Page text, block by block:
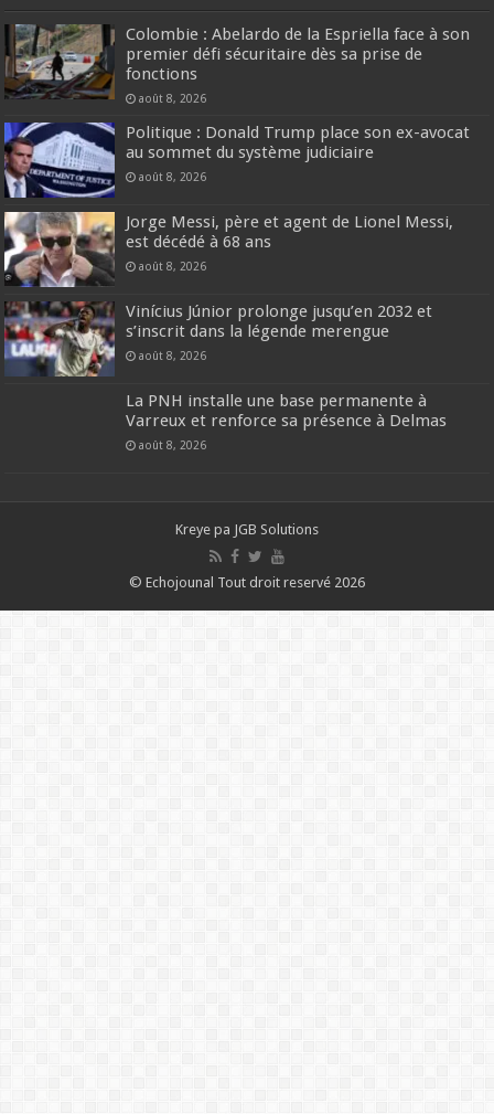
Colombie : Abelardo de la Espriella face à son
premier défi sécuritaire dès sa prise de
fonctions
août 8, 2026
Politique : Donald Trump place son ex-avocat
au sommet du système judiciaire
août 8, 2026
Jorge Messi, père et agent de Lionel Messi,
est décédé à 68 ans
août 8, 2026
Vinícius Júnior prolonge jusqu’en 2032 et
s’inscrit dans la légende merengue
août 8, 2026
La PNH installe une base permanente à
Varreux et renforce sa présence à Delmas
août 8, 2026
Kreye pa JGB Solutions
© Echojounal Tout droit reservé 2026